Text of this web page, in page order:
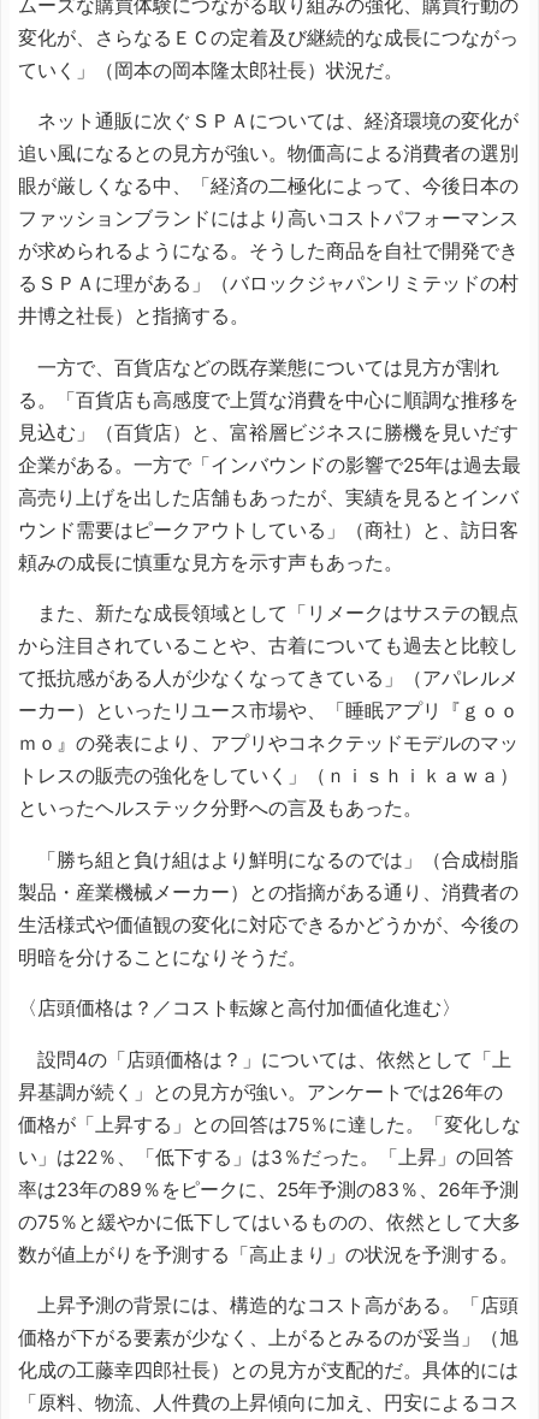
ムーズな購買体験につながる取り組みの強化、購買行動の
変化が、さらなるＥＣの定着及び継続的な成長につながっ
ていく」（岡本の岡本隆太郎社長）状況だ。
ネット通販に次ぐＳＰＡについては、経済環境の変化が
追い風になるとの見方が強い。物価高による消費者の選別
眼が厳しくなる中、「経済の二極化によって、今後日本の
ファッションブランドにはより高いコストパフォーマンス
が求められるようになる。そうした商品を自社で開発でき
るＳＰＡに理がある」（バロックジャパンリミテッドの村
井博之社長）と指摘する。
一方で、百貨店などの既存業態については見方が割れ
る。「百貨店も高感度で上質な消費を中心に順調な推移を
見込む」（百貨店）と、富裕層ビジネスに勝機を見いだす
企業がある。一方で「インバウンドの影響で25年は過去最
高売り上げを出した店舗もあったが、実績を見るとインバ
ウンド需要はピークアウトしている」（商社）と、訪日客
頼みの成長に慎重な見方を示す声もあった。
また、新たな成長領域として「リメークはサステの観点
から注目されていることや、古着についても過去と比較し
て抵抗感がある人が少なくなってきている」（アパレルメ
ーカー）といったリユース市場や、「睡眠アプリ『ｇｏｏ
ｍｏ』の発表により、アプリやコネクテッドモデルのマッ
トレスの販売の強化をしていく」（ｎｉｓｈｉｋａｗａ）
といったヘルステック分野への言及もあった。
「勝ち組と負け組はより鮮明になるのでは」（合成樹脂
製品・産業機械メーカー）との指摘がある通り、消費者の
生活様式や価値観の変化に対応できるかどうかが、今後の
明暗を分けることになりそうだ。
〈店頭価格は？／コスト転嫁と高付加価値化進む〉
設問4の「店頭価格は？」については、依然として「上
昇基調が続く」との見方が強い。アンケートでは26年の
価格が「上昇する」との回答は75％に達した。「変化しな
い」は22％、「低下する」は3％だった。「上昇」の回答
率は23年の89％をピークに、25年予測の83％、26年予測
の75％と緩やかに低下してはいるものの、依然として大多
数が値上がりを予測する「高止まり」の状況を予測する。
上昇予測の背景には、構造的なコスト高がある。「店頭
価格が下がる要素が少なく、上がるとみるのが妥当」（旭
化成の工藤幸四郎社長）との見方が支配的だ。具体的には
「原料、物流、人件費の上昇傾向に加え、円安によるコス